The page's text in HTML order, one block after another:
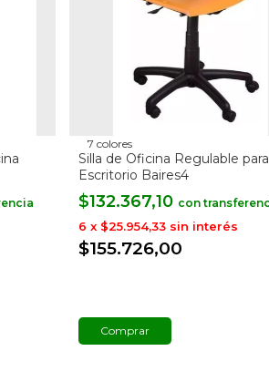
7 colores
Silla de Oficina Regulable para
Escritorio Baires4
$132.367,10 con
$155.726,00
6 x $25.954,33 sin interés
Comprar